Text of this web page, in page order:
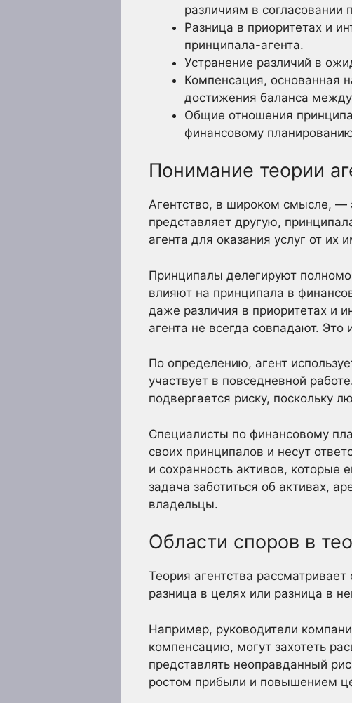
различиям в согласовании
Разница в приоритетах и
принципала-агента.
Устранение различий в
Компенсация, основанная
достижения баланса
Общие отношения
финансовому
Понимание теории
Агентство, в широком смысле, —
представляет другую,
агента для оказания услуг от их
Принципалы делегируют
влияют на принципала в
даже различия в приоритетах и
агента не всегда совпадают.
По определению, агент
участвует в повседневной
подвергается риску, поскольку
Специалисты по финансовому
своих принципалов и несут
и сохранность активов, которые
задача заботиться об активах,
владельцы.
Области споров в
Теория агентства
разница в целях или разница в
Например, руководители
компенсацию, могут захотеть
представлять неоправданный
ростом прибыли и повышением